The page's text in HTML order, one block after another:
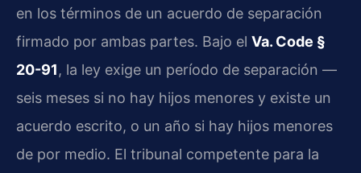
en los términos de un acuerdo de separación
firmado por ambas partes. Bajo el Va. Code §
20-91, la ley exige un período de separación —
seis meses si no hay hijos menores y existe un
acuerdo escrito, o un año si hay hijos menores
de por medio. El tribunal competente para la